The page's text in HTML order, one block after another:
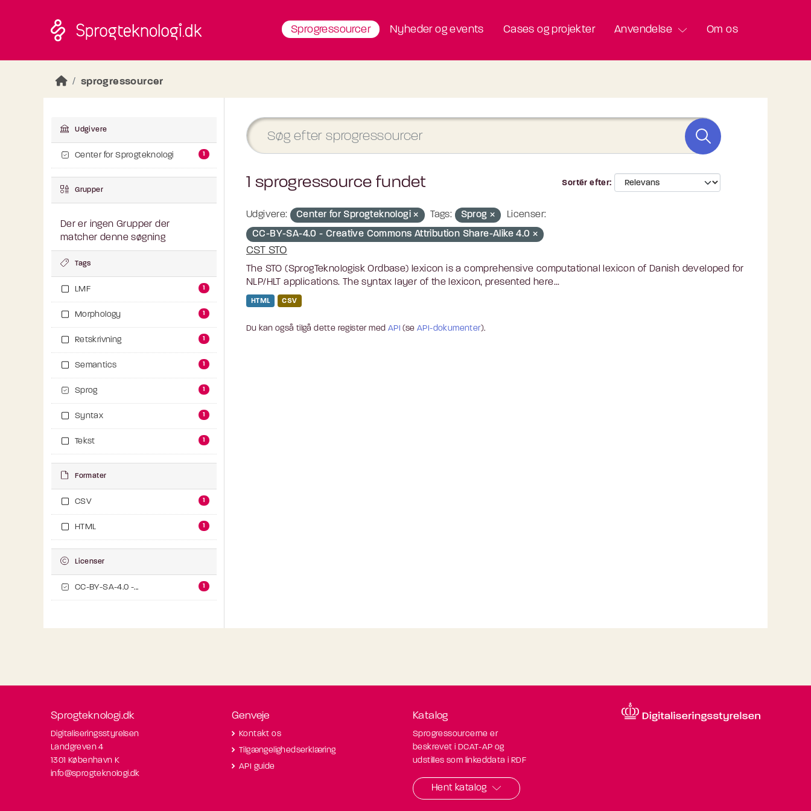
Sprogressourcer Nyheder og events Cases og projekter Anvendelse Om os
sprogressourcer
Udgivere
Center for Sprogteknologi 1
Grupper
Der er ingen Grupper der
matcher denne søgning
Tags
LMF 1
Morphology 1
Retskrivning 1
Semantics 1
Sprog 1
Syntax 1
Tekst 1
Formater
CSV 1
HTML 1
Licenser
CC-BY-SA-4.0 -... 1
Sortér efter
1 sprogressource fundet
Udgivere: Center for Sprogteknologi Tags: Sprog
Licenser:
CC-BY-SA-4.0 - Creative Commons Attribution Share-Alike 4.0
CST STO
The STO (SprogTeknologisk Ordbase) lexicon is a comprehensive computational lexicon of Danish developed for
NLP/HLT applications. The syntax layer of the lexicon, presented here...
HTML CSV
Du kan også tilgå dette register med API (seAPI-dokumenter).
Sprogteknologi.dk
Digitaliseringsstyrelsen
Landgreven 4
1301 København K
info@sprogteknologi.dk
Genveje
Kontakt os
Tilgængelighedserklæring
API guide
Katalog
Sprogressourcerne er
beskrevet i DCAT-AP og
udstilles som linkeddata i RDF
Hent katalog